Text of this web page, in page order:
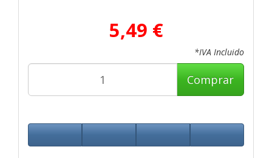
5,49 €
*IVA Incluido
Comprar